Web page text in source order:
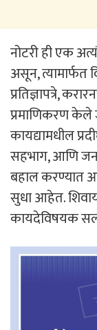
नोटरी ही एक
असून, त्यामार्फत
प्रतिज्ञापत्रे,
प्रमाणिकरण
कायद्यामधील
सहभाग, आणि
बहाल करण्यात
सुधा आहेत.
कायदेविषयक